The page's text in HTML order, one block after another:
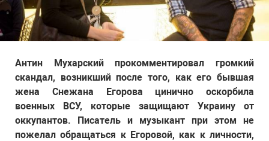
Антин Мухарский прокомментировал громкий
скандал, возникший после того, как его бывшая
жена Снежана Егорова цинично оскорбила
военных ВСУ, которые защищают Украину от
оккупантов. Писатель и музыкант при этом не
пожелал обращаться к Егоровой, как к личности,